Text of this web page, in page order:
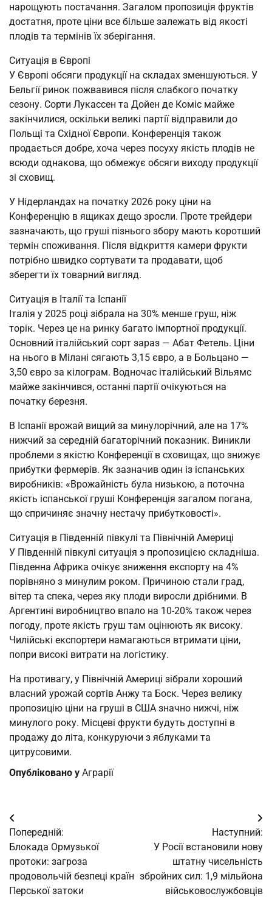
нарощують постачання. Загалом пропозиція фруктів
достатня, проте ціни все більше залежать від якості
плодів та термінів їх зберігання.
Ситуація в Європі
У Європі обсяги продукції на складах зменшуються. У
Бельгії ринок пожвавився після слабкого початку
сезону. Сорти Лукассен та Дойен де Коміс майже
закінчилися, оскільки великі партії відправили до
Польщі та Східної Європи. Конференція також
продається добре, хоча через посуху якість плодів не
всюди однакова, що обмежує обсяги виходу продукції
зі сховищ.
У Нідерландах на початку 2026 року ціни на
Конференцію в ящиках дещо зросли. Проте трейдери
зазначають, що груші пізнього збору мають коротший
термін споживання. Після відкриття камери фрукти
потрібно швидко сортувати та продавати, щоб
зберегти їх товарний вигляд.
Ситуація в Італії та Іспанії
Італія у 2025 році зібрала на 30% менше груш, ніж
торік. Через це на ринку багато імпортної продукції.
Основний італійський сорт зараз — Абат Фетель. Ціни
на нього в Мілані сягають 3,15 євро, а в Больцано —
3,50 євро за кілограм. Водночас італійський Вільямс
майже закінчився, останні партії очікуються на
початку березня.
В Іспанії врожай вищий за минулорічний, але на 17%
нижчий за середній багаторічний показник. Виникли
проблеми з якістю Конференції в сховищах, що знижує
прибутки фермерів. Як зазначив один із іспанських
виробників: «Врожайність була низькою, а поточна
якість іспанської груші Конференція загалом погана,
що спричиняє значну нестачу прибутковості».
Ситуація в Південній півкулі та Північній Америці
У Південній півкулі ситуація з пропозицією складніша.
Південна Африка очікує зниження експорту на 4%
порівняно з минулим роком. Причиною стали град,
вітер та спека, через яку плоди виросли дрібними. В
Аргентині виробництво впало на 10-20% також через
погоду, проте якість груш там оцінюють як високу.
Чилійські експортери намагаються втримати ціни,
попри високі витрати на логістику.
На противагу, у Північній Америці зібрали хороший
власний урожай сортів Анжу та Боск. Через велику
пропозицію ціни на груші в США значно нижчі, ніж
минулого року. Місцеві фрукти будуть доступні в
продажу до літа, конкуруючи з яблуками та
цитрусовими.
Опубліковано у Аграрії
Навігація
записів
Попередній:
Блокада Ормузької
протоки: загроза
продовольчій безпеці країн
Перської затоки
Наступний:
У Росії встановили нову
штатну чисельність
збройних сил: 1,9 мільйона
військовослужбовців